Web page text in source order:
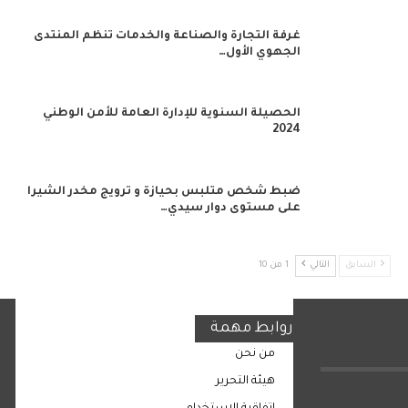
غرفة التجارة والصناعة والخدمات تنظم المنتدى
الجهوي الأول…
الحصيلة السنوية للإدارة العامة للأمن الوطني
2024
ضبط شخص متلبس بحيازة و ترويج مخدر الشيرا
على مستوى دوار سيدي…
السابق التالي 1 من 10
روابط مهمة
من نحن
هيئة التحرير